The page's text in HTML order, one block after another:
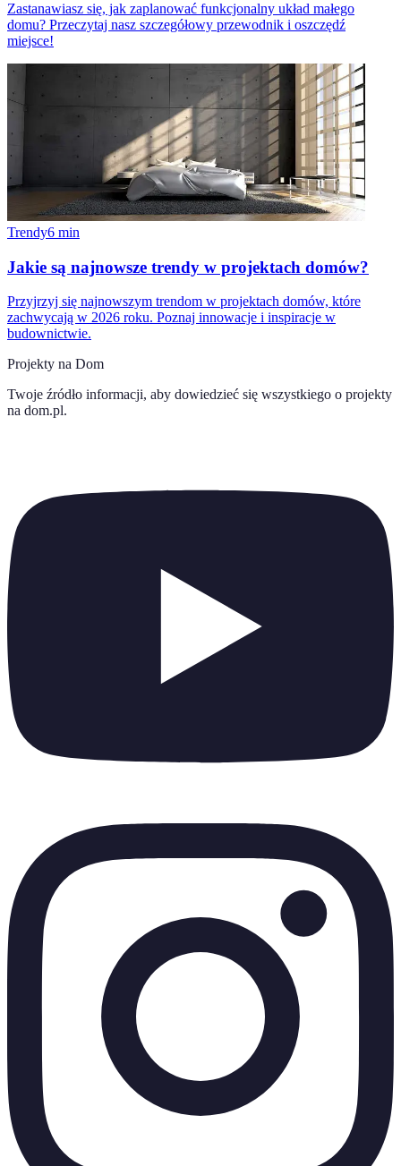
Zastanawiasz się, jak zaplanować funkcjonalny układ małego
domu? Przeczytaj nasz szczegółowy przewodnik i oszczędź
miejsce!
Trendy6 min
Jakie są najnowsze trendy w projektach domów?
Przyjrzyj się najnowszym trendom w projektach domów, które
zachwycają w 2026 roku. Poznaj innowacje i inspiracje w
budownictwie.
Projekty na Dom
Twoje źródło informacji, aby dowiedzieć się wszystkiego o projekty
na dom.pl.